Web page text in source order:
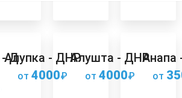
- Д
Алупка - ДНР
от 4000₽
Алушта - ДНР
от 4000₽
Анапа
от